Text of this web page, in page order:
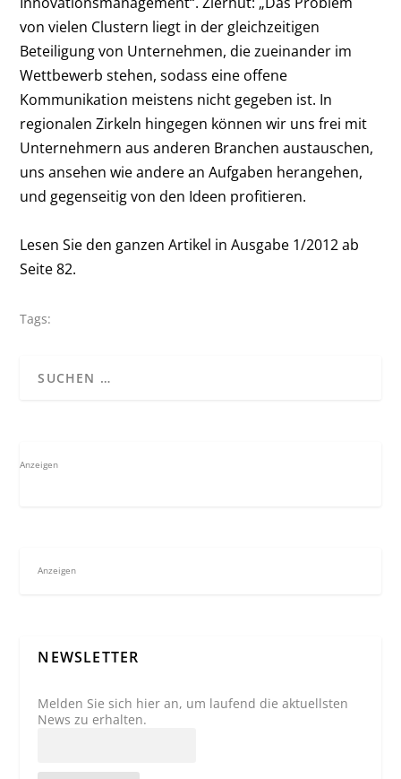
von vielen Clustern liegt in der gleichzeitigen
Beteiligung von Unternehmen, die zueinander im
Wettbewerb stehen, sodass eine offene
Kommunikation meistens nicht gegeben ist. In
regionalen Zirkeln hingegen können wir uns frei mit
Unternehmern aus anderen Branchen austauschen,
uns ansehen wie andere an Aufgaben herangehen,
und gegenseitig von den Ideen profitieren.
Lesen Sie den ganzen Artikel in Ausgabe 1/2012 ab
Seite 82.
Tags:
Anzeigen
Anzeigen
NEWSLETTER
Melden Sie sich hier an, um laufend die aktuellsten
News zu erhalten.